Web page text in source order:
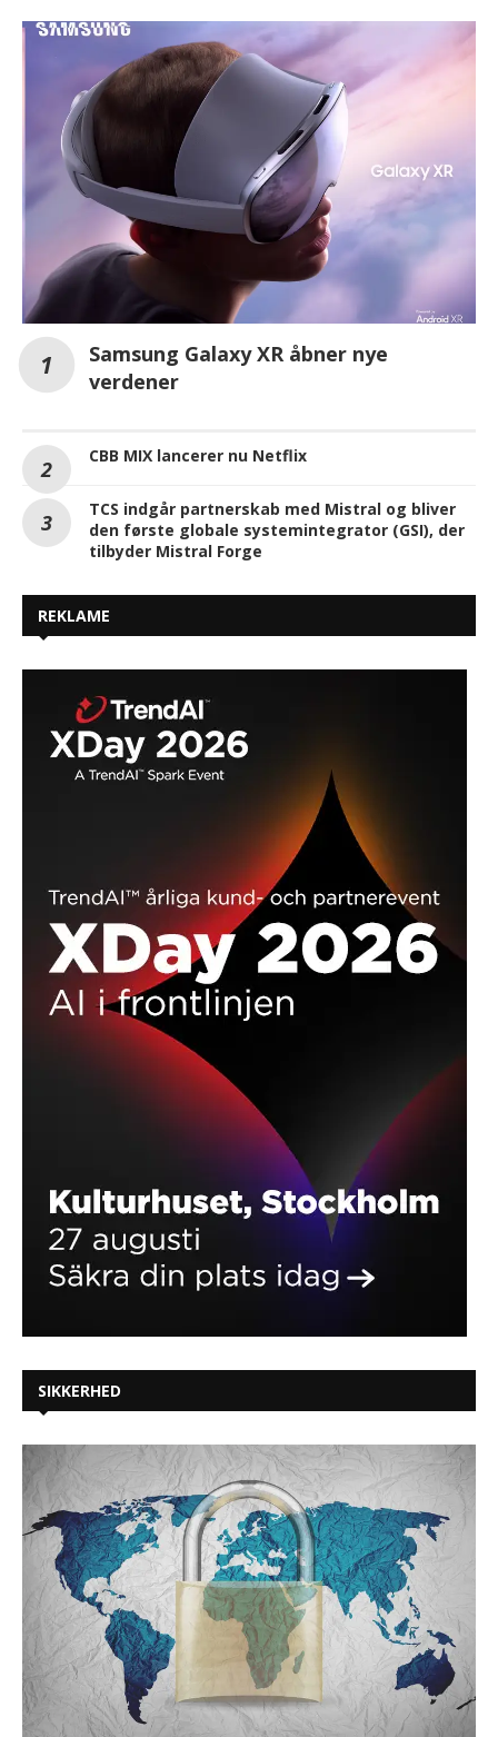
Samsung Galaxy XR åbner nye
verdener
CBB MIX lancerer nu Netflix
TCS indgår partnerskab med Mistral og bliver
den første globale systemintegrator (GSI), der
tilbyder Mistral Forge
REKLAME
SIKKERHED